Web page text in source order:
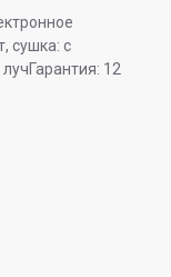
сушка: с
12